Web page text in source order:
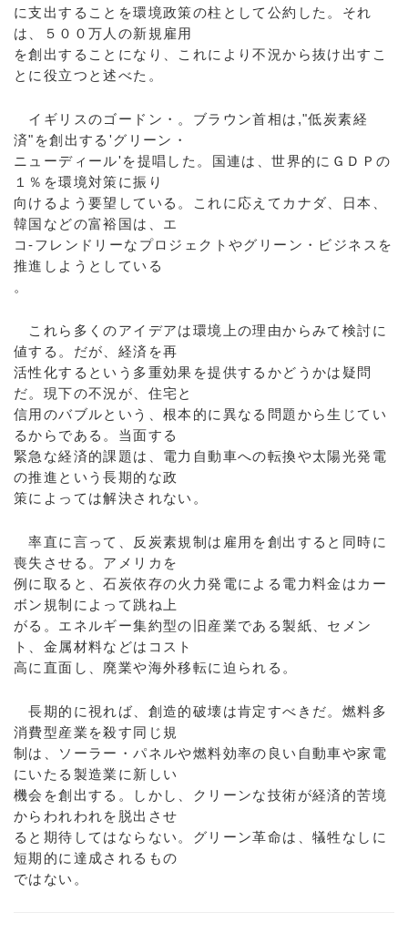
に支出することを環境政策の柱として公約した。それ
は、５００万人の新規雇用
を創出することになり、これにより不況から抜け出すこ
とに役立つと述べた。
イギリスのゴードン・。ブラウン首相は,"低炭素経
済"を創出する'グリーン・
ニューディール'を提唱した。国連は、世界的にＧＤＰの
１％を環境対策に振り
向けるよう要望している。これに応えてカナダ、日本、
韓国などの富裕国は、エ
コ‐フレンドリーなプロジェクトやグリーン・ビジネスを
推進しようとしている
。
これら多くのアイデアは環境上の理由からみて検討に
値する。だが、経済を再
活性化するという多重効果を提供するかどうかは疑問
だ。現下の不況が、住宅と
信用のバブルという、根本的に異なる問題から生じてい
るからである。当面する
緊急な経済的課題は、電力自動車への転換や太陽光発電
の推進という長期的な政
策によっては解決されない。
率直に言って、反炭素規制は雇用を創出すると同時に
喪失させる。アメリカを
例に取ると、石炭依存の火力発電による電力料金はカー
ボン規制によって跳ね上
がる。エネルギー集約型の旧産業である製紙、セメン
ト、金属材料などはコスト
高に直面し、廃業や海外移転に迫られる。
長期的に視れば、創造的破壊は肯定すべきだ。燃料多
消費型産業を殺す同じ規
制は、ソーラー・パネルや燃料効率の良い自動車や家電
にいたる製造業に新しい
機会を創出する。しかし、クリーンな技術が経済的苦境
からわれわれを脱出させ
ると期待してはならない。グリーン革命は、犠牲なしに
短期的に達成されるもの
ではない。